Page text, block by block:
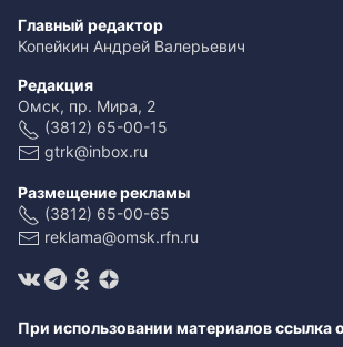
Главный редактор
Копейкин Андрей Валерьевич
Редакция
Омск, пр. Мира, 2
(3812) 65-00-15
gtrk@inbox.ru
Размещение рекламы
(3812) 65-00-65
reklama@omsk.rfn.ru
При использовании материалов ссылка